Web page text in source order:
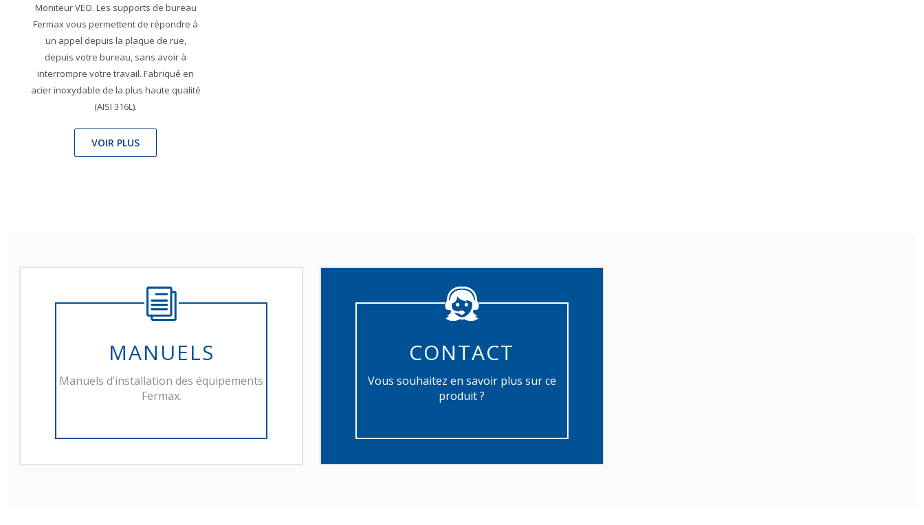
Moniteur VEO. Les supports de bureau
Fermax vous permettent de répondre à
un appel depuis la plaque de rue,
depuis votre bureau, sans avoir à
interrompre votre travail. Fabriqué en
acier inoxydable de la plus haute qualité
(AISI 316L).
VOIR PLUS
MANUELS
Manuels d’installation des équipements
Fermax.
CONTACT
Vous souhaitez en savoir plus sur ce
produit ?